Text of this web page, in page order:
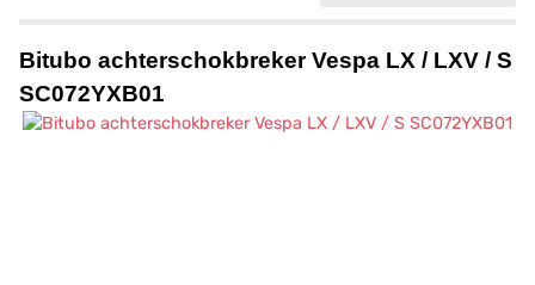
Bitubo achterschokbreker Vespa LX / LXV / S
SC072YXB01